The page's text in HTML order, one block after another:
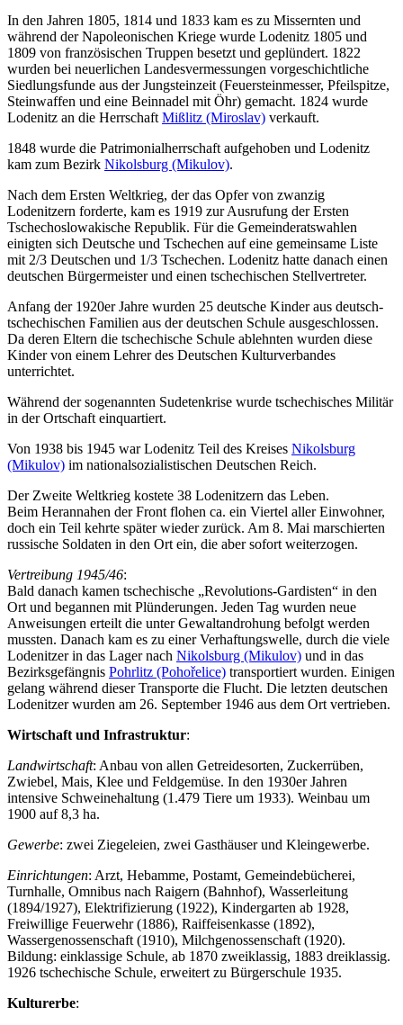
In den Jahren 1805, 1814 und 1833 kam es zu Missernten und
während der Napoleonischen Kriege wurde Lodenitz 1805 und
1809 von französischen Truppen besetzt und geplündert. 1822
wurden bei neuerlichen Landesvermessungen vorgeschichtliche
Siedlungsfunde aus der Jungsteinzeit (Feuersteinmesser, Pfeilspitze,
Steinwaffen und eine Beinnadel mit Öhr) gemacht. 1824 wurde
Lodenitz an die Herrschaft Mißlitz (Miroslav) verkauft.
1848 wurde die Patrimonialherrschaft aufgehoben und Lodenitz
kam zum Bezirk Nikolsburg (Mikulov).
Nach dem Ersten Weltkrieg, der das Opfer von zwanzig
Lodenitzern forderte, kam es 1919 zur Ausrufung der Ersten
Tschechoslowakische Republik. Für die Gemeinderatswahlen
einigten sich Deutsche und Tschechen auf eine gemeinsame Liste
mit 2/3 Deutschen und 1/3 Tschechen. Lodenitz hatte danach einen
deutschen Bürgermeister und einen tschechischen Stellvertreter.
Anfang der 1920er Jahre wurden 25 deutsche Kinder aus deutsch-
tschechischen Familien aus der deutschen Schule ausgeschlossen.
Da deren Eltern die tschechische Schule ablehnten wurden diese
Kinder von einem Lehrer des Deutschen Kulturverbandes
unterrichtet.
Während der sogenannten Sudetenkrise wurde tschechisches Militär
in der Ortschaft einquartiert.
Von 1938 bis 1945 war Lodenitz Teil des Kreises Nikolsburg
(Mikulov) im nationalsozialistischen Deutschen Reich.
Der Zweite Weltkrieg kostete 38 Lodenitzern das Leben.
Beim Herannahen der Front flohen ca. ein Viertel aller Einwohner,
doch ein Teil kehrte später wieder zurück. Am 8. Mai marschierten
russische Soldaten in den Ort ein, die aber sofort weiterzogen.
Vertreibung 1945/46:
Bald danach kamen tschechische „Revolutions-Gardisten“ in den
Ort und begannen mit Plünderungen. Jeden Tag wurden neue
Anweisungen erteilt die unter Gewaltandrohung befolgt werden
mussten. Danach kam es zu einer Verhaftungswelle, durch die viele
Lodenitzer in das Lager nach Nikolsburg (Mikulov) und in das
Bezirksgefängnis Pohrlitz (Pohořelice) transportiert wurden. Einigen
gelang während dieser Transporte die Flucht. Die letzten deutschen
Lodenitzer wurden am 26. September 1946 aus dem Ort vertrieben.
Wirtschaft und Infrastruktur:
Landwirtschaft: Anbau von allen Getreidesorten, Zuckerrüben,
Zwiebel, Mais, Klee und Feldgemüse. In den 1930er Jahren
intensive Schweinehaltung (1.479 Tiere um 1933). Weinbau um
1900 auf 8,3 ha.
Gewerbe: zwei Ziegeleien, zwei Gasthäuser und Kleingewerbe.
Einrichtungen: Arzt, Hebamme, Postamt, Gemeindebücherei,
Turnhalle, Omnibus nach Raigern (Bahnhof), Wasserleitung
(1894/1927), Elektrifizierung (1922), Kindergarten ab 1928,
Freiwillige Feuerwehr (1886), Raiffeisenkasse (1892),
Wassergenossenschaft (1910), Milchgenossenschaft (1920).
Bildung: einklassige Schule, ab 1870 zweiklassig, 1883 dreiklassig.
1926 tschechische Schule, erweitert zu Bürgerschule 1935.
Kulturerbe: